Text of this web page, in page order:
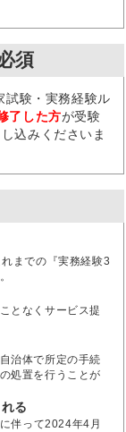
須
試験・実務経験ル
了した方が受験
込みくださいま
までの『実務経験3
となくサービス提
治体で所定の手続
処置を行うことが
る
伴って2024年4月